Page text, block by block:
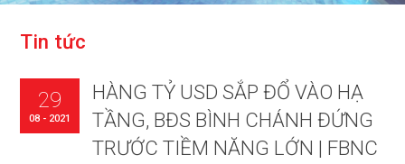
Tin tức
HÀNG TỶ USD SẮP ĐỔ VÀO HẠ
TẦNG, BĐS BÌNH CHÁNH ĐỨNG
TRƯỚC TIỀM NĂNG LỚN | FBNC
29
08 - 2021